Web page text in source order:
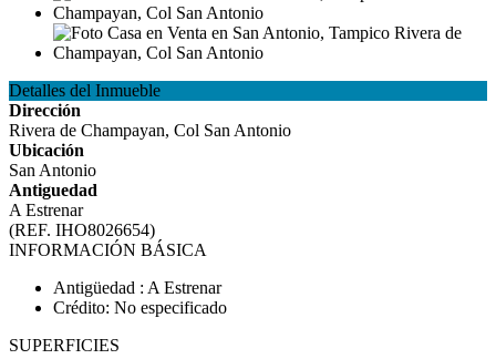
Detalles del Inmueble
Dirección
Rivera de Champayan, Col San Antonio
Ubicación
San Antonio
Antiguedad
A Estrenar
(REF. IHO8026654)
INFORMACIÓN BÁSICA
Antigüedad : A Estrenar
Crédito: No especificado
SUPERFICIES